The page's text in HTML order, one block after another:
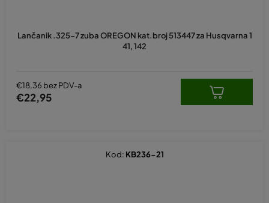
Lančanik .325-7 zuba OREGON kat.broj 513447 za Husqvarna 1
41, 142
€18,36 bez PDV-a
€22,95
Kod: KB236-21